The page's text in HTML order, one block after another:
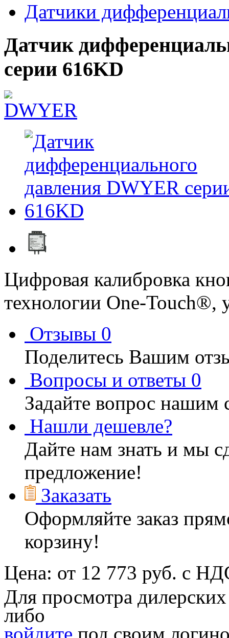
Датчики
Датчик
серии 616KD
Цифровая калибровка
технологии One-Touch®,
Отзывы 0
Поделитесь Вашим
Вопросы и ответы 0
Задайте вопрос нашим
Нашли дешевле?
Дайте нам знать и мы
предложение!
Заказать
Оформляйте заказ
корзину!
Цена: от 12 773 руб. с
Для просмотра
либо